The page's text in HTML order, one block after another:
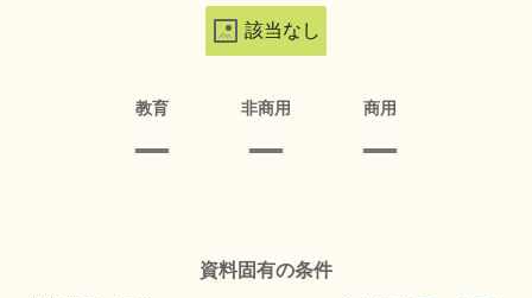
該当なし
教育 非商用 商用
資料固有の条件